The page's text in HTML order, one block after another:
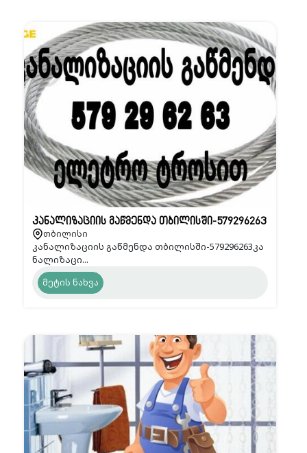
კანალიზაციის გაწმენდა თბილისში-579296263
თბილისი
კანალიზაციის გაწმენდა თბილისში-579296263კა
ნალიზაცი...
მეტის ნახვა